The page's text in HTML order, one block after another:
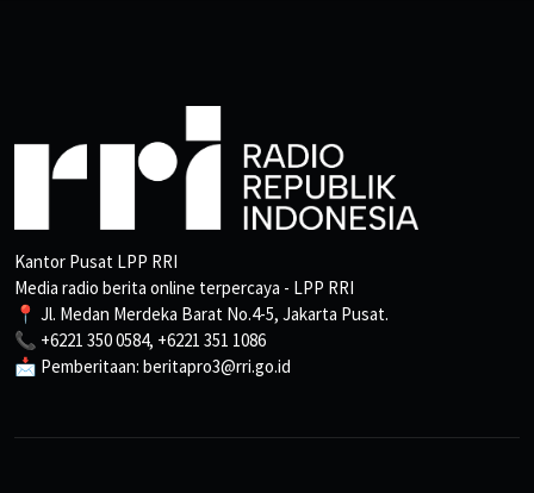
Kantor Pusat LPP RRI
Media radio berita online terpercaya - LPP RRI
📍 Jl. Medan Merdeka Barat No.4-5, Jakarta Pusat.
📞 +6221 350 0584, +6221 351 1086
📩 Pemberitaan: beritapro3@rri.go.id